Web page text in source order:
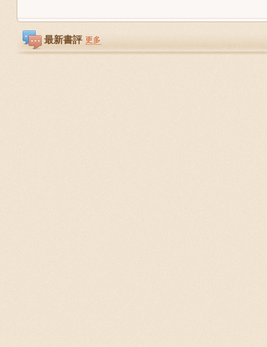
最新書評 更多